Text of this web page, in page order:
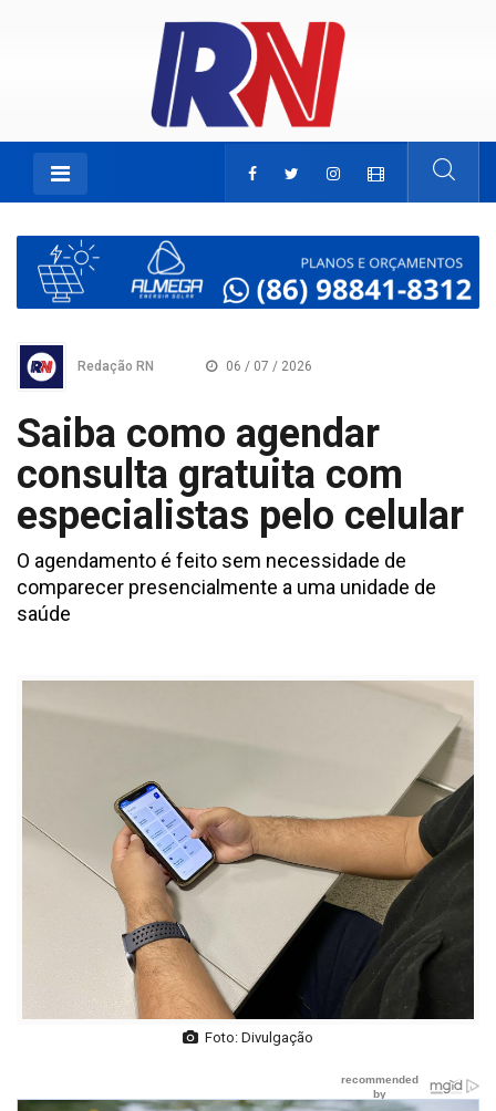
Redação RN 06 / 07 / 2026
Saiba como agendar
consulta gratuita com
especialistas pelo celular
O agendamento é feito sem necessidade de
comparecer presencialmente a uma unidade de
saúde
Foto: Divulgação